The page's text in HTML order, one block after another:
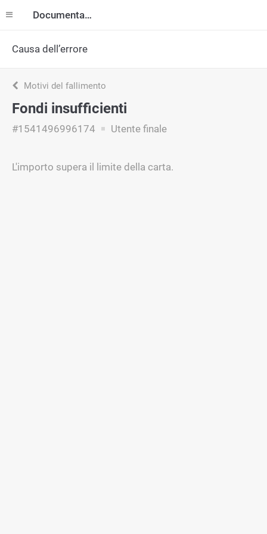
Documentazione
Causa dell’errore
Motivi del fallimento
Fondi insufficienti
#1541496996174 Utente finale
L'importo supera il limite della carta.